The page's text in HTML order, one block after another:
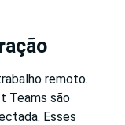
remoto.
Teams são
Esses